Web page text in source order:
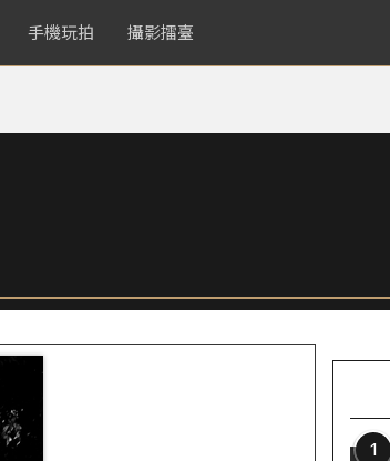
手機玩拍 攝影擂臺
1